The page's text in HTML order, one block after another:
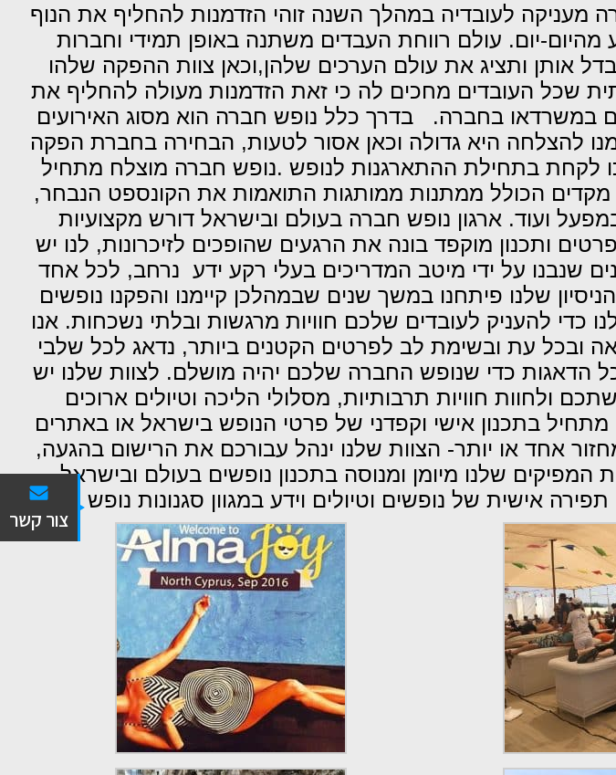
לעובדיה במהלך השנה זוהי הזדמנות להחליף את הנוף
יום. עולם רווחת העבדים משתנה באופן תמידי וחברות
אותן ותציג את עולם הערכים שלהן,וכאן צוות ההפקה שלהו
שכל העובדים מחכים לה כי זאת הזדמנות מעולה להחליף את
במשרדאו בחברה. בדרך כלל נופש חברה הוא מסוג האירועים
להצלחה היא גדולה וכאן אסור לטעות, הבחירה בחברת הפקה
לקחת בתחילת ההתארגנות לנופש .נופש חברה מוצלח מתחיל
הכולל ממתנות ממותגות התואמות את הקונספט הנבחר,
ועוד. ארגון נופש חברה בעולם ובישראל דורש מקצועיות
ותכנון מוקפד בונה את הרגעים שהופכים לזיכרונות, לנו יש
שנבנו על ידי מיטב המדריכים בעלי רקע ידע נרחב, לכל אחד
שלנו פיתחנו במשך שנים שבמהלכן קיימנו והפקנו נופשים
כדי להעניק לעובדים שלכם חוויות מרגשות ובלתי נשכחות. אנו
ובכל עת ובשימת לב לפרטים הקטנים ביותר, נדאג לכל שלבי
הדאגות כדי שנופש החברה שלכם יהיה מושלם. לצוות שלנו יש
ולחוות חוויות תרבותיות, מסלולי הליכה וטיולים ארוכים
בתכנון אישי וקפדני של פרטי הנופש בישראל או באתרים
אחד או יותר- הצוות שלנו ינהל עבורכם את הרישום בהגעה,
שלנו מיומן ומנוסה בתכנון נופשים בעולם ובישראל
אישית של נופשים וטיולים וידע במגוון סגנונות נופש וטיול.
צור קשר